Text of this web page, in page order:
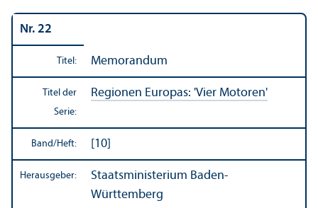
Nr. 22
Titel: Memorandum
Titel der
Serie:
Regionen Europas: 'Vier Motoren'
Band/Heft: [10]
Herausgeber:
Staats­ministerium Baden-
Württemberg